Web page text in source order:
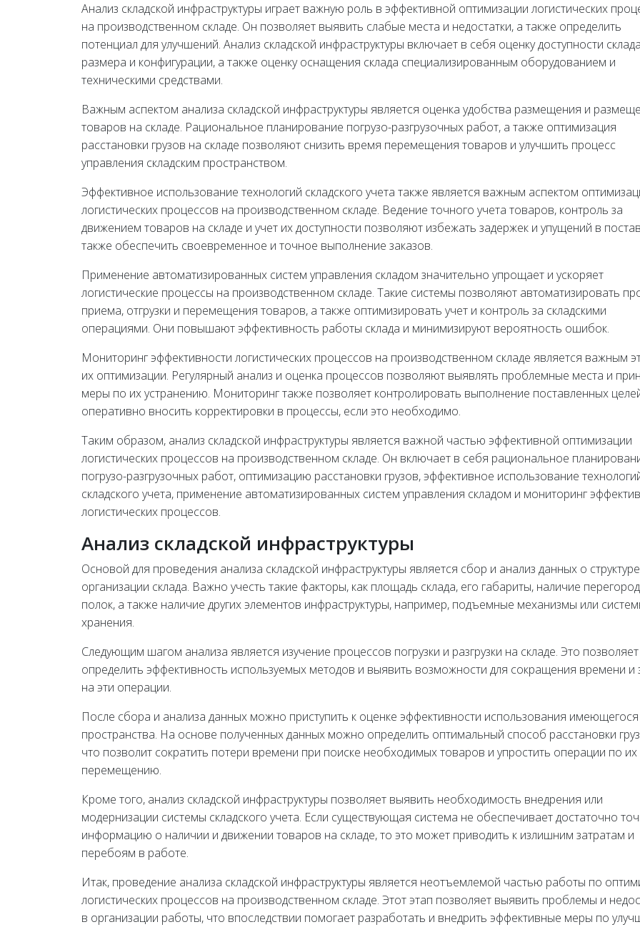
Анализ складской инфраструктуры играет важную роль в эффективной оптимизации логистических
на производственном складе. Он позволяет выявить слабые места и недостатки, а также определить
потенциал для улучшений. Анализ складской инфраструктуры включает в себя оценку доступности
размера и конфигурации, а также оценку оснащения склада специализированным оборудованием и
техническими средствами.
Важным аспектом анализа складской инфраструктуры является оценка удобства размещения и
товаров на складе. Рациональное планирование погрузо-разгрузочных работ, а также оптимизация
расстановки грузов на складе позволяют снизить время перемещения товаров и улучшить процесс
управления складским пространством.
Эффективное использование технологий складского учета также является важным аспектом
логистических процессов на производственном складе. Ведение точного учета товаров, контроль за
движением товаров на складе и учет их доступности позволяют избежать задержек и упущений в
также обеспечить своевременное и точное выполнение заказов.
Применение автоматизированных систем управления складом значительно упрощает и ускоряет
логистические процессы на производственном складе. Такие системы позволяют автоматизировать
приема, отгрузки и перемещения товаров, а также оптимизировать учет и контроль за складскими
операциями. Они повышают эффективность работы склада и минимизируют вероятность ошибок.
Мониторинг эффективности логистических процессов на производственном складе является важным
их оптимизации. Регулярный анализ и оценка процессов позволяют выявлять проблемные места и
меры по их устранению. Мониторинг также позволяет контролировать выполнение поставленных
оперативно вносить корректировки в процессы, если это необходимо.
Таким образом, анализ складской инфраструктуры является важной частью эффективной оптимизации
логистических процессов на производственном складе. Он включает в себя рациональное
погрузо-разгрузочных работ, оптимизацию расстановки грузов, эффективное использование
складского учета, применение автоматизированных систем управления складом и мониторинг
логистических процессов.
Анализ складской инфраструктуры
Основой для проведения анализа складской инфраструктуры является сбор и анализ данных о
организации склада. Важно учесть такие факторы, как площадь склада, его габариты, наличие
полок, а также наличие других элементов инфраструктуры, например, подъемные механизмы или
хранения.
Следующим шагом анализа является изучение процессов погрузки и разгрузки на складе. Это позволяет
определить эффективность используемых методов и выявить возможности для сокращения времени и
на эти операции.
После сбора и анализа данных можно приступить к оценке эффективности использования имеющегося
пространства. На основе полученных данных можно определить оптимальный способ расстановки
что позволит сократить потери времени при поиске необходимых товаров и упростить операции по их
перемещению.
Кроме того, анализ складской инфраструктуры позволяет выявить необходимость внедрения или
модернизации системы складского учета. Если существующая система не обеспечивает достаточно
информацию о наличии и движении товаров на складе, то это может приводить к излишним затратам и
перебоям в работе.
Итак, проведение анализа складской инфраструктуры является неотъемлемой частью работы по
логистических процессов на производственном складе. Этот этап позволяет выявить проблемы и
в организации работы, что впоследствии помогает разработать и внедрить эффективные меры по